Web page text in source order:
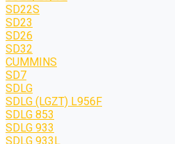
SD22S
SD23
SD26
SD32
CUMMINS
SD7
SDLG
SDLG (LGZT) L956F
SDLG 853
SDLG 933
SDLG 933L